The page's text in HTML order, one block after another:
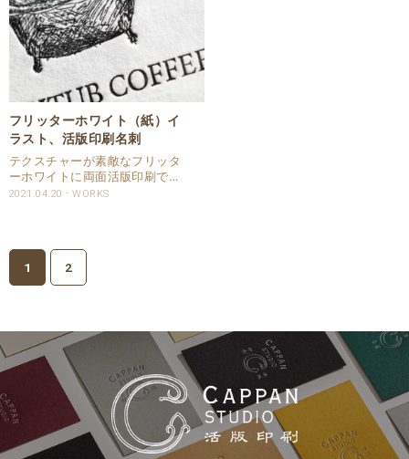
フリッターホワイト（紙）イ
ラスト、活版印刷名刺
テクスチャーが素敵なフリッタ
ーホワイトに両面活版印刷で名
刺を請け賜わりました。 サイズ
イラストにも印圧をしっかりと
入れています。 活版印刷..
2021.04.20 WORKS
1 2